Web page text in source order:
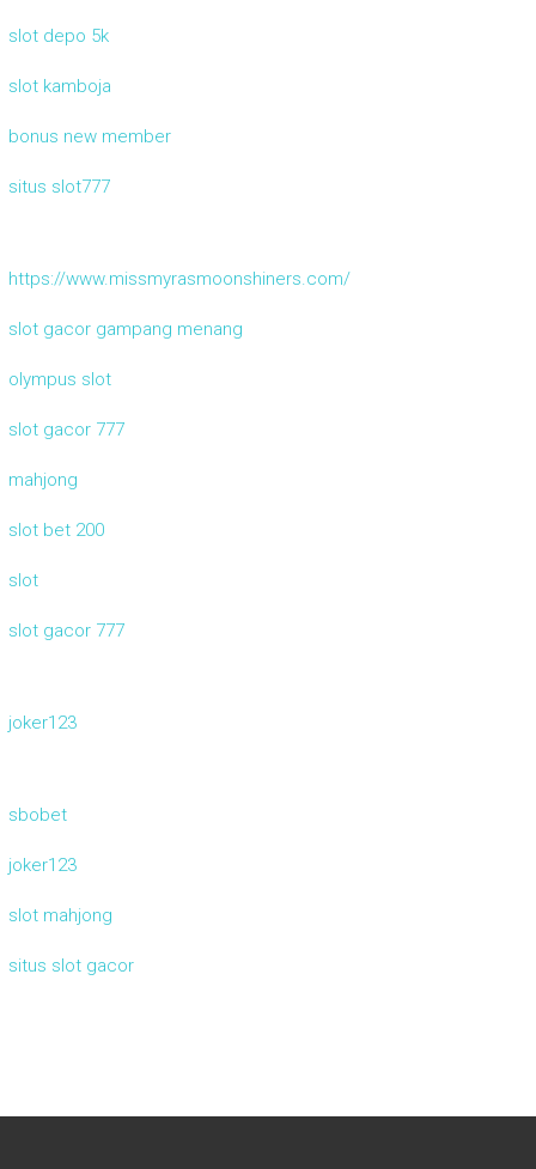
slot depo 5k
slot kamboja
bonus new member
situs slot777
https://www.missmyrasmoonshiners.com/
slot gacor gampang menang
olympus slot
slot gacor 777
mahjong
slot bet 200
slot
slot gacor 777
joker123
sbobet
joker123
slot mahjong
situs slot gacor